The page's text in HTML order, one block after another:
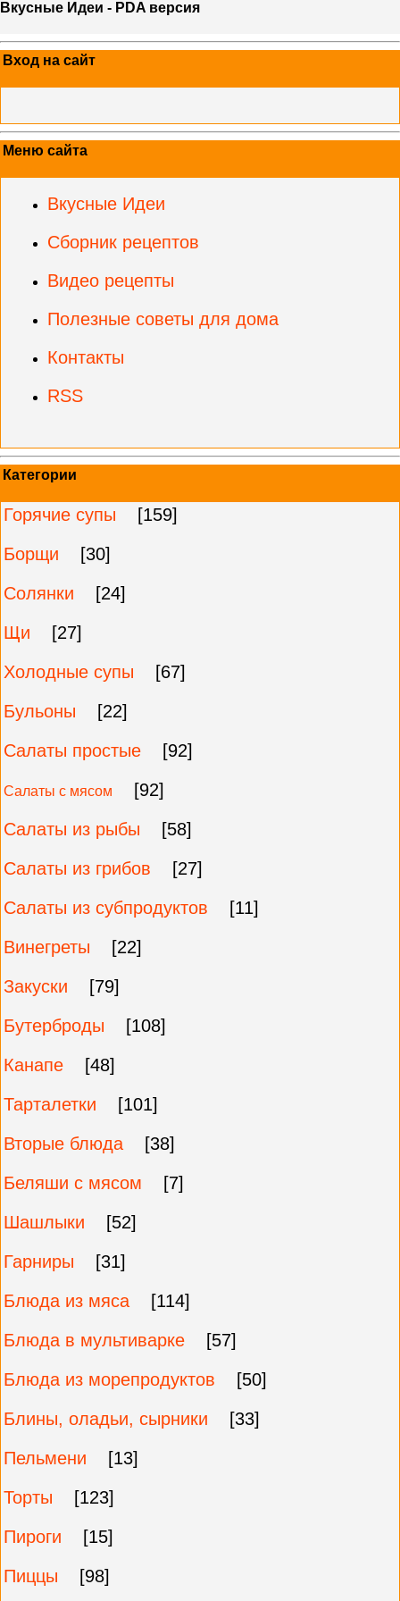
Вкусные Идеи - PDA версия
Вход на сайт
Меню сайта
Вкусные Идеи
Сборник рецептов
Видео рецепты
Полезные советы для дома
Контакты
RSS
Категории
Горячие супы
[159]
Борщи
[30]
Солянки
[24]
Щи
[27]
Холодные супы
[67]
Бульоны
[22]
Салаты простые
[92]
Салаты с мясом
[92]
Салаты из рыбы
[58]
Салаты из грибов
[27]
Салаты из субпродуктов
[11]
Винегреты
[22]
Закуски
[79]
Бутерброды
[108]
Канапе
[48]
Тарталетки
[101]
Вторые блюда
[38]
Беляши с мясом
[7]
Шашлыки
[52]
Гарниры
[31]
Блюда из мяса
[114]
Блюда в мультиварке
[57]
Блюда из морепродуктов
[50]
Блины, оладьи, сырники
[33]
Пельмени
[13]
Торты
[123]
Пироги
[15]
Пиццы
[98]